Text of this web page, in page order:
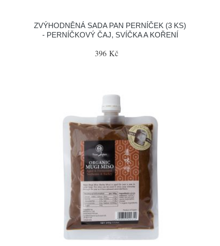
ZVÝHODNĚNÁ SADA PAN PERNÍČEK (3 KS)
- PERNÍČKOVÝ ČAJ, SVÍČKA A KOŘENÍ
396 Kč